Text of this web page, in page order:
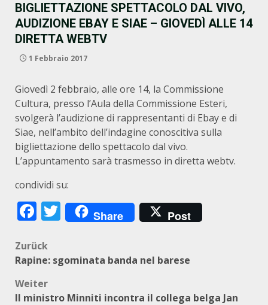
BIGLIETTAZIONE SPETTACOLO DAL VIVO,
AUDIZIONE EBAY E SIAE – GIOVEDÌ ALLE 14
DIRETTA WEBTV
1 Febbraio 2017
Giovedì 2 febbraio, alle ore 14, la Commissione
Cultura, presso l’Aula della Commissione Esteri,
svolgerà l’audizione di rappresentanti di Ebay e di
Siae, nell’ambito dell’indagine conoscitiva sulla
bigliettazione dello spettacolo dal vivo.
L’appuntamento sarà trasmesso in diretta webtv.
condividi su:
Facebook
Twitter
Share Post
Beitragsnavigation
Zurück
Rapine: sgominata banda nel barese
Weiter
Il ministro Minniti incontra il collega belga Jan